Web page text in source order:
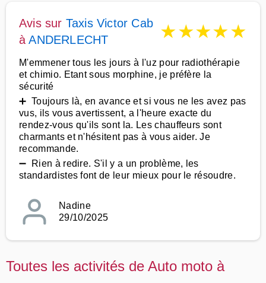
Avis sur Taxis Victor Cab
àANDERLECHT ★★★★★
M'emmener tous les jours à l'uz pour radiothérapie
et chimio. Etant sous morphine, je préfère la
sécurité
➕ Toujours là, en avance et si vous ne les avez pas
vus, ils vous avertissent, a l'heure exacte du
rendez-vous qu'ils sont la. Les chauffeurs sont
charmants et n'hésitent pas à vous aider. Je
recommande.
➖ Rien à redire. S'il y a un problème, les
standardistes font de leur mieux pour le résoudre.
Nadine
29/10/2025
Toutes les activités de Auto moto à